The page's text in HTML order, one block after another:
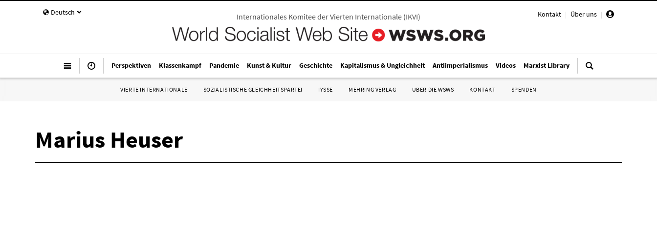
Deutsch Kontakt | Über uns |
Internationales Komitee der Vierten Internationale (IKVI)
Perspektiven Klassenkampf Pandemie Kunst & Kultur Geschichte Kapitalismus & Ungleichheit Antiimperialismus Videos Marxist Library
VIERTE INTERNATIONALE SOZIALISTISCHE GLEICHHEITSPARTEI IYSSE MEHRING VERLAG ÜBER DIE WSWS KONTAKT SPENDEN
Marius Heuser